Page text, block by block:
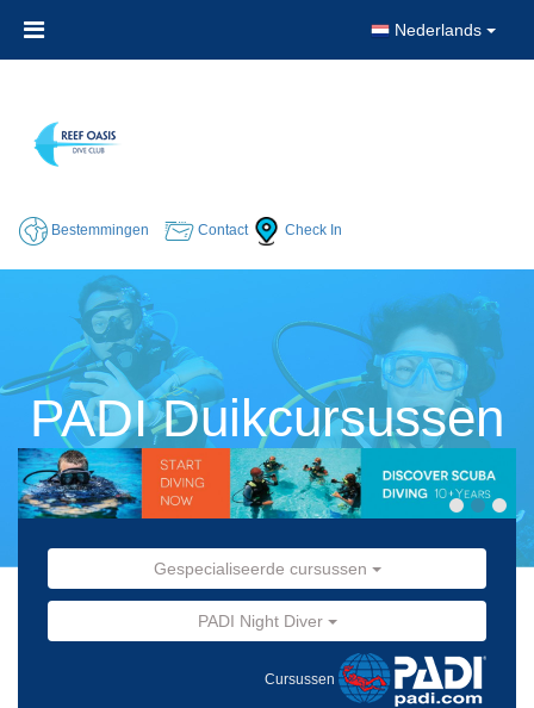
Nederlands
Bestemmingen Contact Check In
PADI Duikcursussen
Gespecialiseerde cursussen
PADI Night Diver
Cursussen